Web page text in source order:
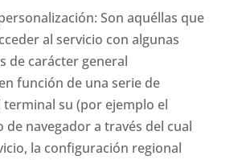
Son aquéllas que
al servicio con algunas
de carácter general
función de una serie de
su (por ejemplo el
de navegador a través del cual
la configuración regional